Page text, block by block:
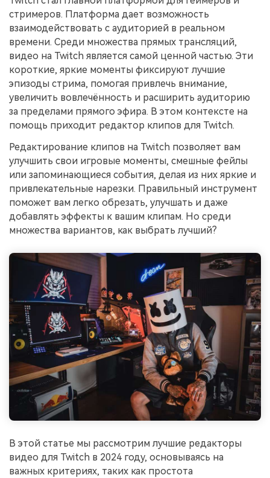
Темы видео
Самые популярные темы
видео на YouTube 2025
Маркетинговый
календарь
Спланируйте маркетинговую
кампанию для своих целей
Центр авторов
Вдохновляйтесь нашими
Специальные
эффекты"сделай
Создавайте видеоэффекты
самостоятельно, как
настоящий профессионал
Сообщество
Истории клиентов
Клиенты делятся своими
историями с Filmora
Партнёрская
программа
Партнёрство на уровне
корпоративного сектора
Приступая к работе
поиск
стримеров. Платформа дает возможность
взаимодействовать с аудиторией в реальном
времени. Среди множества прямых трансляций,
видео на Twitch является самой ценной частью. Эти
короткие, яркие моменты фиксируют лучшие
эпизоды стрима, помогая привлечь внимание,
увеличить вовлечённость и расширить аудиторию
за пределами прямого эфира. В этом контексте на
помощь приходит редактор клипов для Twitch.
Редактирование клипов на Twitch позволяет вам
улучшить свои игровые моменты, смешные фейлы
или запоминающиеся события, делая из них яркие и
привлекательные нарезки. Правильный инструмент
поможет вам легко обрезать, улучшать и даже
добавлять эффекты к вашим клипам. Но среди
множества вариантов, как выбрать лучший?
В этой статье мы рассмотрим лучшие редакторы
видео для Twitch в 2024 году, основываясь на
важных критериях, таких как простота